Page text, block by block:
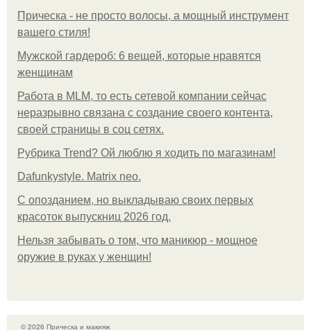
Прическа - не просто волосы, а мощный инструмент
вашего стиля!
Мужской гардероб: 6 вещей, которые нравятся
женщинам
Работа в MLM, то есть сетевой компании сейчас
неразрывно связана с создание своего контента,
своей страницы в соц сетях.
Рубрика Trend? Ой люблю я ходить по магазинам!
Dafunkystyle. Matrix neo.
С опозданием, но выкладываю своих первых
красоток выпускниц 2026 год.
Нельзя забывать о том, что маникюр - мощное
оружие в руках у женщин!
© 2026 Прическа и макияж